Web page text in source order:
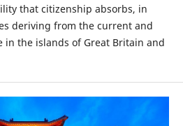
that citizenship absorbs, in
deriving from the current and
in the islands of Great Britain and